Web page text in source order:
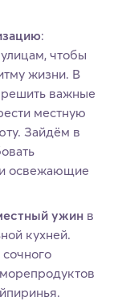
:
чтобы
жизни. В
важные
местную
Зайдём в
и освежающие
ужин в
кухней.